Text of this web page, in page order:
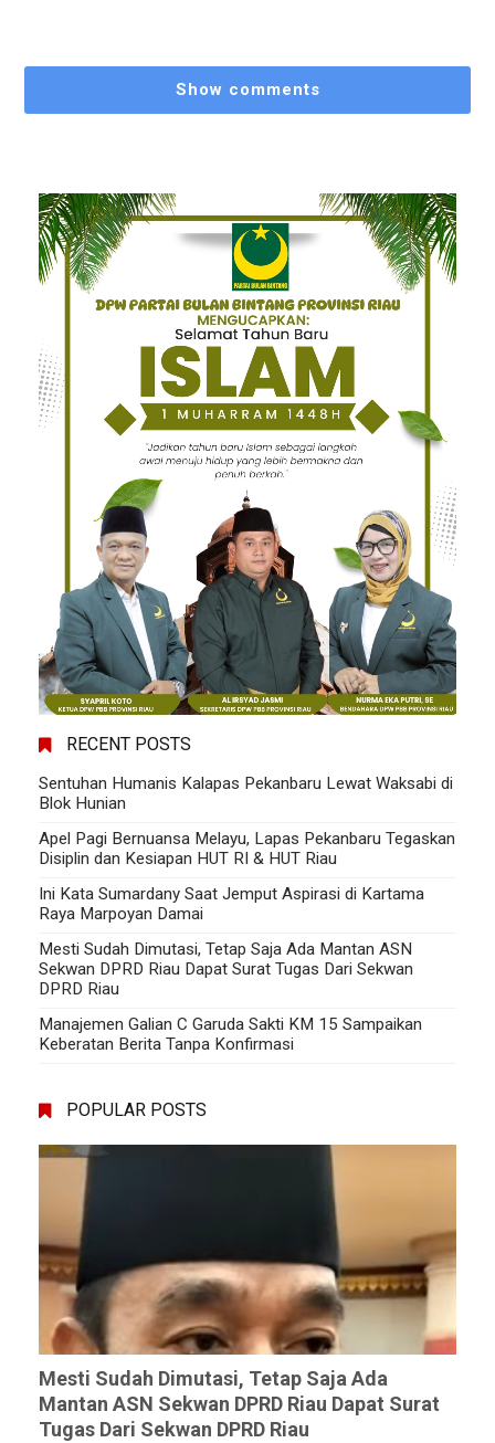
Show comments
RECENT POSTS
Sentuhan Humanis Kalapas Pekanbaru Lewat Waksabi di
Blok Hunian
Apel Pagi Bernuansa Melayu, Lapas Pekanbaru Tegaskan
Disiplin dan Kesiapan HUT RI & HUT Riau
Ini Kata Sumardany Saat Jemput Aspirasi di Kartama
Raya Marpoyan Damai
Mesti Sudah Dimutasi, Tetap Saja Ada Mantan ASN
Sekwan DPRD Riau Dapat Surat Tugas Dari Sekwan
DPRD Riau
Manajemen Galian C Garuda Sakti KM 15 Sampaikan
Keberatan Berita Tanpa Konfirmasi
POPULAR POSTS
Mesti Sudah Dimutasi, Tetap Saja Ada
Mantan ASN Sekwan DPRD Riau Dapat Surat
Tugas Dari Sekwan DPRD Riau